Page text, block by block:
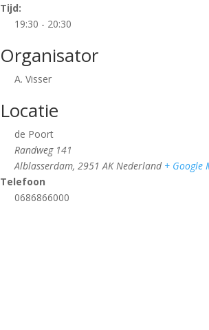
Tijd:
19:30 - 20:30
Organisator
A. Visser
Locatie
de Poort
Randweg 141
Alblasserdam, 2951 AK Nederland + Google
Telefoon
0686866000